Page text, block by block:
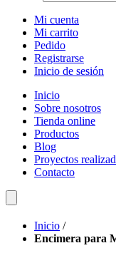
Mi cuenta
Mi carrito
Pedido
Registrarse
Inicio de sesión
Inicio
Sobre nosotros
Tienda online
Productos
Blog
Proyectos
Contacto
Inicio /
Encimera para